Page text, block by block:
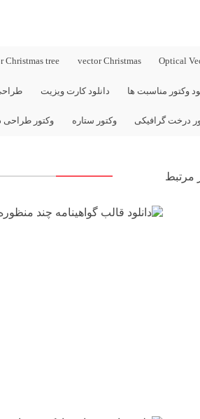
Optical
vector Christmas
Christmas tree
وکتور مناسبت ها دانلود کارت ویزیت
درخت گرافیکی وکتور ستاره وکتور طراحی
مرتبط